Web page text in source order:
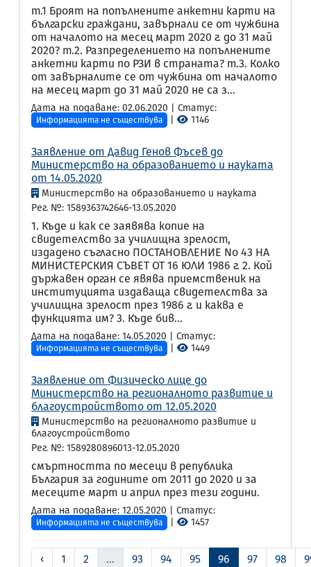
т.1 Броят на попълнените анкетни карти на
български граждани, завърнали се от чужбина
от началото на месец март 2020 г. до 31 май
2020? т.2. Разпределението на попълнените
анкетни карти по РЗИ в страната? т.3. Колко
от завърналите се от чужбина от началото
на месец март до 31 май 2020 не са з...
Дата на подаване: 02.06.2020 | Статус:
Информацията не съществува 1146
Заявление от Давид Генов Фъсев до
Министерство на образованието и науката
от 14.05.2020
Министерство на образованието и науката
Рег. №: 1589363742646-13.05.2020
1. Къде и как се заявява копие на
свидетелство за училищна зрелост,
издадено съгласно ПОСТАНОВЛЕНИЕ No 43 НА
МИНИСТЕРСКИЯ СЪВЕТ ОТ 16 ЮЛИ 1986 г. 2. Кой
държавен орган се явява приемственик на
институцията издаваща свидетелства за
училищна зрелост през 1986 г. и каква е
функцията им? 3. Къде бив...
Дата на подаване: 14.05.2020 | Статус:
Информацията не съществува 1449
Заявление от Физическо лице до
Министерство на регионалното развитие и
благоустройството от 12.05.2020
Министерство на регионалното развитие и
благоустройството
Рег. №: 1589280896013-12.05.2020
смъртността по месеци в република
България за годините от 2011 до 2020 и за
месеците март и април през тези години.
Дата на подаване: 12.05.2020 | Статус:
Информацията не съществува 1457
‹ 1 2 ... 93 94 95 96 97 98